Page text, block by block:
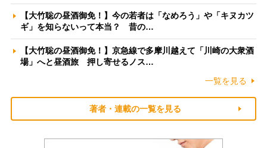
【大竹聡の昼酒御免！】今の若者は「なめろう」や「キヌカツ
ギ」を知らないって本当？ 昔の…
【大竹聡の昼酒御免！】京急線で多摩川越えて「川崎の大衆酒
場」へと昼酒旅 押し寄せるノス…
一覧を見る
著者・連載の一覧を見る